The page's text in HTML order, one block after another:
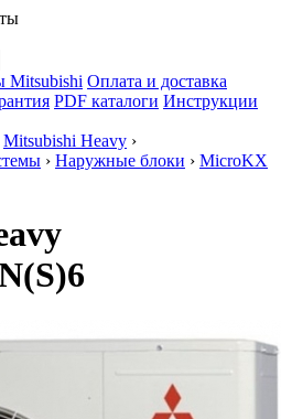
Mitsubishi Оплата и доставка
PDF каталоги Инструкции
Mitsubishi Heavy ›
› Наружные блоки › MicroKX